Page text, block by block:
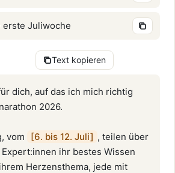
erste Juliwoche
Text kopieren
dich, auf das ich mich richtig
2026.
vom [6. bis 12. Juli] , teilen über
ihr bestes Wissen
Herzensthema, jede mit